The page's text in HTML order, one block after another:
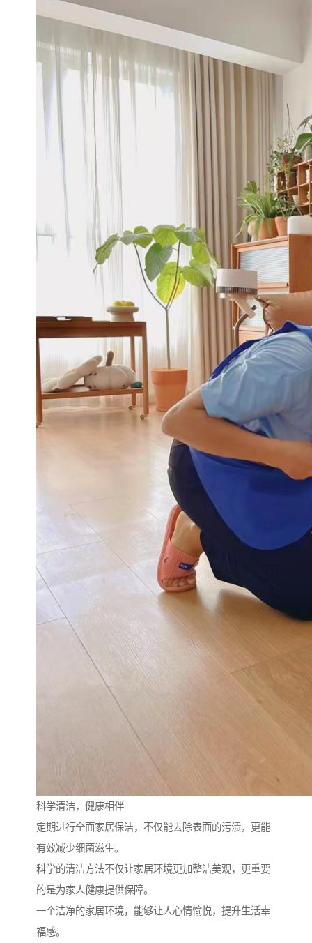
科学清洁，健康相伴
定期进行全面家居保洁，不仅能去除表面的污渍，更能
有效减少细菌滋生。
科学的清洁方法不仅让家居环境更加整洁美观，更重要
的是为家人健康提供保障。
一个洁净的家居环境，能够让人心情愉悦，提升生活幸
福感。